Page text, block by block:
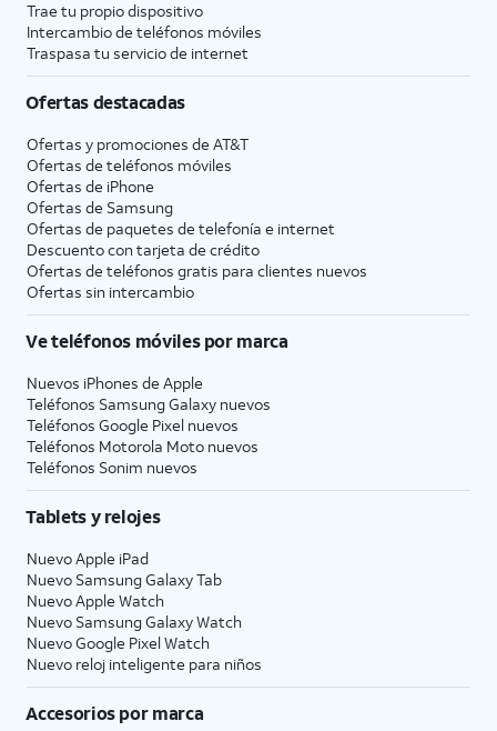
Trae tu propio dispositivo
Intercambio de teléfonos móviles
Traspasa tu servicio de internet
Ofertas destacadas
Ofertas y promociones de AT&T
Ofertas de teléfonos móviles
Ofertas de iPhone
Ofertas de Samsung
Ofertas de paquetes de telefonía e internet
Descuento con tarjeta de crédito
Ofertas de teléfonos gratis para clientes nuevos
Ofertas sin intercambio
Ve teléfonos móviles por marca
Nuevos iPhones de Apple
Teléfonos Samsung Galaxy nuevos
Teléfonos Google Pixel nuevos
Teléfonos Motorola Moto nuevos
Teléfonos Sonim nuevos
Tablets y relojes
Nuevo Apple iPad
Nuevo Samsung Galaxy Tab
Nuevo Apple Watch
Nuevo Samsung Galaxy Watch
Nuevo Google Pixel Watch
Nuevo reloj inteligente para niños
Accesorios por marca